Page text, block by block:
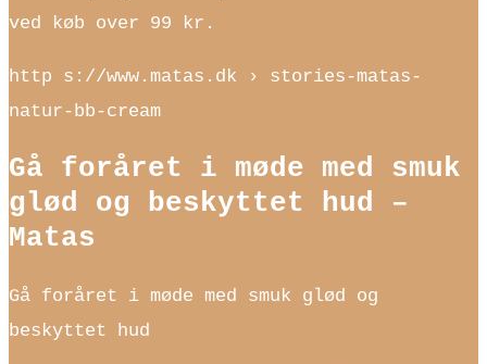
ved køb over 99 kr.
http s://www.matas.dk › stories-matas-
natur-bb-cream
Gå foråret i møde med smuk
glød og beskyttet hud –
Matas
Gå foråret i møde med smuk glød og
beskyttet hud